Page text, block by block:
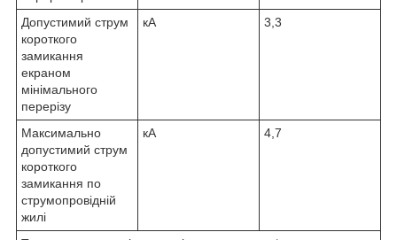
Допустимий струм
короткого
замикання
екраном
мінімального
перерізу
кА 3,3
Максимально
допустимий струм
короткого
замикання по
струмопровідній
жилі
кА 4,7